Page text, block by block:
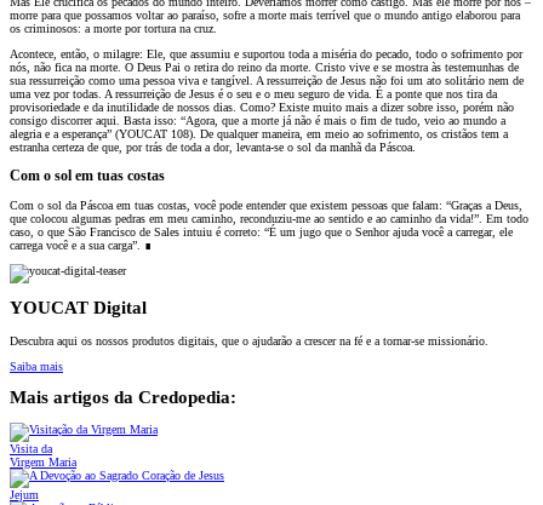
morre para que possamos voltar ao paraíso, sofre a morte mais terrível que o mundo antigo elaborou para
os criminosos: a morte por tortura na cruz.
Acontece, então, o milagre: Ele, que assumiu e suportou toda a miséria do pecado, todo o sofrimento por
nós, não fica na morte. O Deus Pai o retira do reino da morte. Cristo vive e se mostra às testemunhas de
sua ressurreição como uma pessoa viva e tangível. A ressurreição de Jesus não foi um ato solitário nem de
uma vez por todas. A ressurreição de Jesus é o seu e o meu seguro de vida. É a ponte que nos tira da
provisoriedade e da inutilidade de nossos dias. Como? Existe muito mais a dizer sobre isso, porém não
consigo discorrer aqui. Basta isso: “Agora, que a morte já não é mais o fim de tudo, veio ao mundo a
alegria e a esperança” (YOUCAT 108). De qualquer maneira, em meio ao sofrimento, os cristãos tem a
estranha certeza de que, por trás de toda a dor, levanta-se o sol da manhã da Páscoa.
Com o sol em tuas costas
Com o sol da Páscoa em tuas costas, você pode entender que existem pessoas que falam: “Graças a Deus,
que colocou algumas pedras em meu caminho, reconduziu-me ao sentido e ao caminho da vida!”. Em todo
caso, o que São Francisco de Sales intuiu é correto: “É um jugo que o Senhor ajuda você a carregar, ele
carrega você e a sua carga”. ∎
YOUCAT Digital
Descubra aqui os nossos produtos digitais, que o ajudarão a crescer na fé e a tornar-se missionário.
Saiba mais
Mais artigos da Credopedia:
Visita da
Virgem Maria
Jejum